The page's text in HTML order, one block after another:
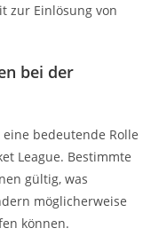
zur Einlösung von
bei der
bedeutende Rolle
League. Bestimmte
gültig, was
möglicherweise
können.